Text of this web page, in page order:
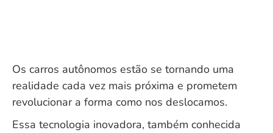
Os carros autônomos estão se tornando uma
realidade cada vez mais próxima e prometem
revolucionar a forma como nos deslocamos.
Essa tecnologia inovadora, também conhecida